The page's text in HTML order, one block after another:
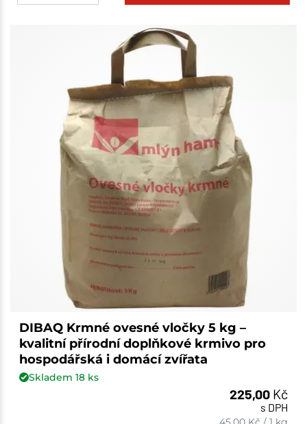
DIBAQ Krmné ovesné vločky 5 kg –
kvalitní přírodní doplňkové krmivo pro
hospodářská i domácí zvířata
Skladem 18ks
225,00 Kč
s DPH